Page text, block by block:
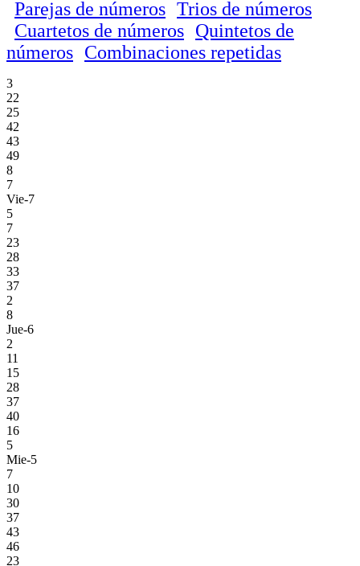
Parejas de números Trios de números
Cuartetos de números Quintetos de
números Combinaciones repetidas
3
22
25
42
43
49
8
7
Vie-7
5
7
23
28
33
37
2
8
Jue-6
2
11
15
28
37
40
16
5
Mie-5
7
10
30
37
43
46
23